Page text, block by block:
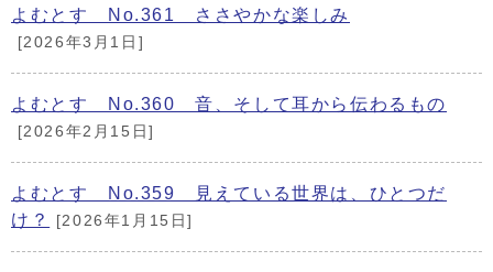
よむとす No.361 ささやかな楽しみ
[2026年3月1日]
よむとす No.360 音、そして耳から伝わるもの
[2026年2月15日]
よむとす No.359 見えている世界は、ひとつだ
け？
[2026年1月15日]